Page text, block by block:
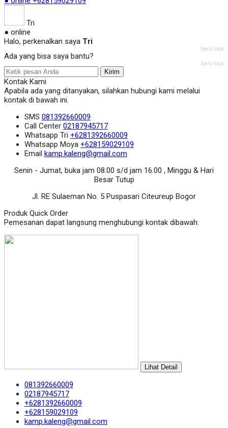
Tri
● online
Halo, perkenalkan saya Tri
baru saja
Ada yang bisa saya bantu?
baru saja
Kirim
Kontak Kami
Apabila ada yang ditanyakan, silahkan hubungi kami melalui
kontak di bawah ini.
SMS 081392660009
Call Center 02187945717
Whatsapp Tri +6281392660009
Whatsapp Moya +628159029109
Email kamp.kaleng@gmail.com
Senin - Jumat, buka jam 08.00 s/d jam 16.00 , Minggu & Hari
Besar Tutup
Jl. RE Sulaeman No. 5 Puspasari Citeureup Bogor
Produk Quick Order
Pemesanan dapat langsung menghubungi kontak dibawah:
Lihat Detail
081392660009
02187945717
+6281392660009
+628159029109
kamp.kaleng@gmail.com